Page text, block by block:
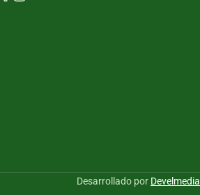
Desarrollado por Develmedia